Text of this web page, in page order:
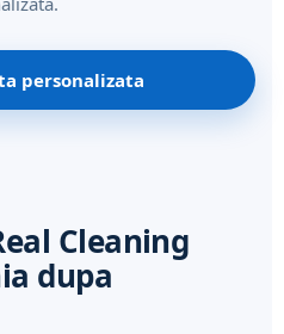
personalizata
Cleaning
dupa